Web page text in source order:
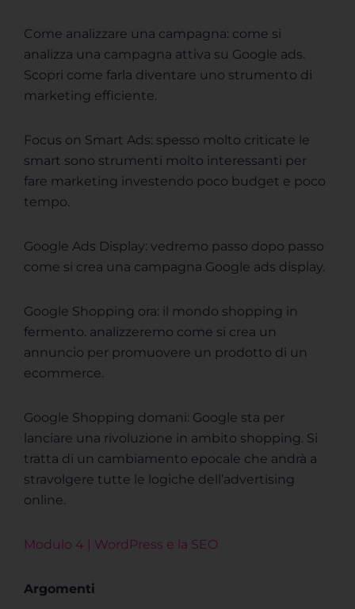
Come analizzare una campagna: come si
analizza una campagna attiva su Google ads.
Scopri come farla diventare uno strumento di
marketing efficiente.
Focus on Smart Ads: spesso molto criticate le
smart sono strumenti molto interessanti per
fare marketing investendo poco budget e poco
tempo.
Google Ads Display: vedremo passo dopo passo
come si crea una campagna Google ads display.
Google Shopping ora: il mondo shopping in
fermento. analizzeremo come si crea un
annuncio per promuovere un prodotto di un
ecommerce.
Google Shopping domani: Google sta per
lanciare una rivoluzione in ambito shopping. Si
tratta di un cambiamento epocale che andrà a
stravolgere tutte le logiche dell’advertising
online.
Modulo 4 | WordPress e la SEO
Argomenti